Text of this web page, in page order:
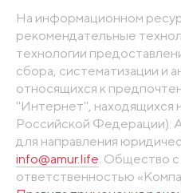
На информационном
рекомендательные
технологии
сбора, систематизации и
относящихся к
"Интернет", находящихся
Российской Федерации).
для направления
info@amur.life. Общество с
ответственностью